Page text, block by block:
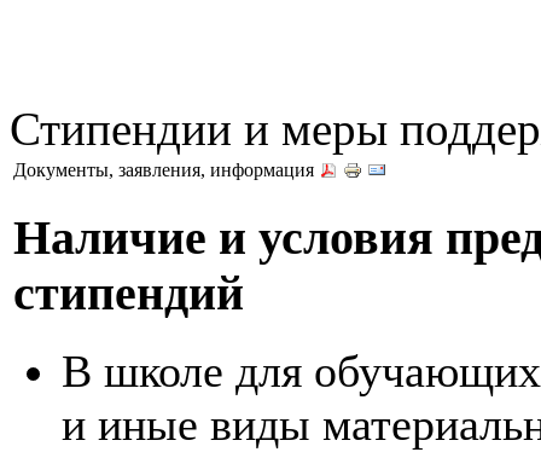
Стипендии и меры
Документы, заявления, информация
Наличие и условия
стипендий
В школе для
и иные виды